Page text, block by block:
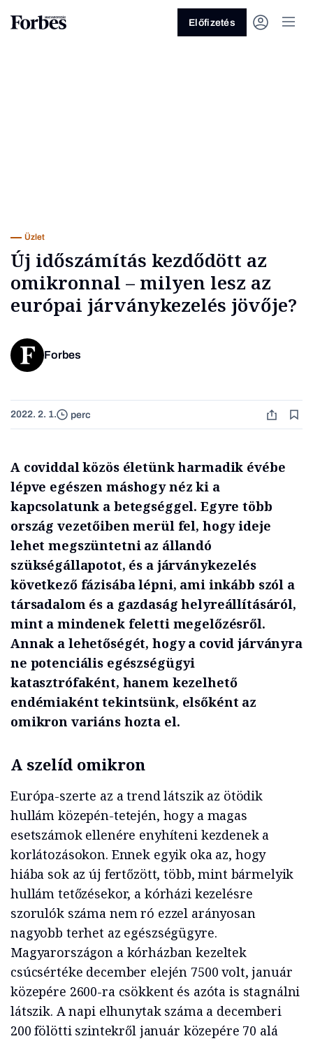
Előfizetés
Üzlet
Új időszámítás kezdődött az
omikronnal – milyen lesz az
európai járványkezelés jövője?
Forbes
2022. 2. 1. perc
A coviddal közös életünk harmadik évébe
lépve egészen máshogy néz ki a
kapcsolatunk a betegséggel. Egyre több
ország vezetőiben merül fel, hogy ideje
lehet megszüntetni az állandó
szükségállapotot, és a járványkezelés
következő fázisába lépni, ami inkább szól a
társadalom és a gazdaság helyreállításáról,
mint a mindenek feletti megelőzésről.
Annak a lehetőségét, hogy a covid járványra
ne potenciális egészségügyi
katasztrófaként, hanem kezelhető
endémiaként tekintsünk, elsőként az
omikron variáns hozta el.
A szelíd omikron
Európa-szerte az a trend látszik az ötödik
hullám közepén-tetején, hogy a magas
esetszámok ellenére enyhíteni kezdenek a
korlátozásokon. Ennek egyik oka az, hogy
hiába sok az új fertőzött, több, mint bármelyik
hullám tetőzésekor, a kórházi kezelésre
szorulók száma nem ró ezzel arányosan
nagyobb terhet az egészségügyre.
Magyarországon a kórházban kezeltek
csúcsértéke december elején 7500 volt, január
közepére 2600-ra csökkent és azóta is stagnálni
látszik. A napi elhunytak száma a decemberi
200 fölötti szintekről január közepére 70 alá